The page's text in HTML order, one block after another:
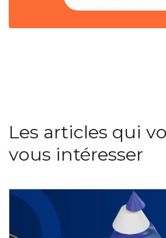
Les articles qui
vous intéresser